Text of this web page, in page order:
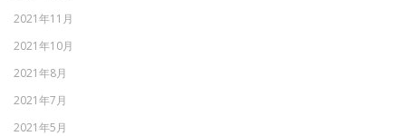
2021年11月
2021年10月
2021年8月
2021年7月
2021年5月